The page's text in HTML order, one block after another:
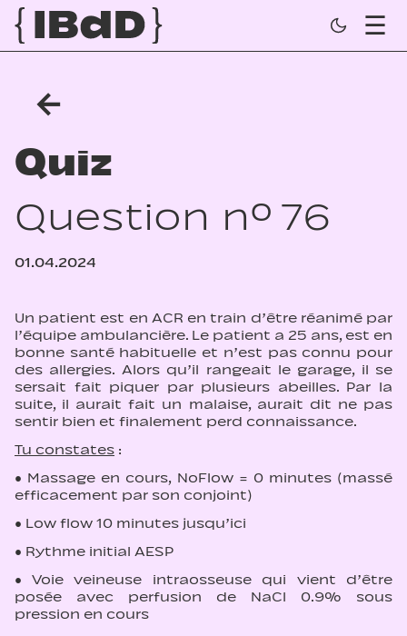
←
Quiz
Question n° 76
01.04.2024
Un patient est en ACR en train d’être réanimé par
l’équipe ambulancière. Le patient a 25 ans, est en
bonne santé habituelle et n’est pas connu pour
des allergies. Alors qu’il rangeait le garage, il se
sersait fait piquer par plusieurs abeilles. Par la
suite, il aurait fait un malaise, aurait dit ne pas
sentir bien et finalement perd connaissance.
Tu constates :
• Massage en cours, NoFlow = 0 minutes (massé
efficacement par son conjoint)
• Low flow 10 minutes jusqu’ici
• Rythme initial AESP
• Voie veineuse intraosseuse qui vient d’être
posée avec perfusion de NaCl 0.9% sous
pression en cours